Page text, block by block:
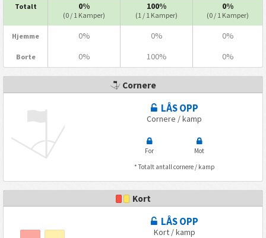
Totalt 0%
(0 / 1 Kamper)
100%
(1 / 1 Kamper)
0%
(0 / 1 Kamper)
Hjemme 0% 0% 0%
Borte 0% 100% 0%
Cornere
LÅS OPP
Cornere / kamp
For
Mot
* Totalt antall cornere / kamp
Kort
LÅS OPP
Kort / kamp